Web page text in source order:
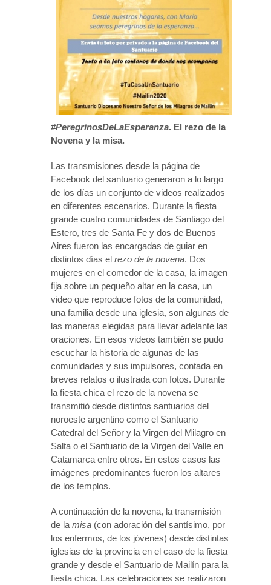
#PeregrinosDeLaEsperanza. El rezo de la
Novena y la misa.
Las transmisiones desde la página de
Facebook del santuario generaron a lo largo
de los días un conjunto de videos realizados
en diferentes escenarios. Durante la fiesta
grande cuatro comunidades de Santiago del
Estero, tres de Santa Fe y dos de Buenos
Aires fueron las encargadas de guiar en
distintos días el rezo de la novena. Dos
mujeres en el comedor de la casa, la imagen
fija sobre un pequeño altar en la casa, un
video que reproduce fotos de la comunidad,
una familia desde una iglesia, son algunas de
las maneras elegidas para llevar adelante las
oraciones. En esos videos también se pudo
escuchar la historia de algunas de las
comunidades y sus impulsores, contada en
breves relatos o ilustrada con fotos. Durante
la fiesta chica el rezo de la novena se
transmitió desde distintos santuarios del
noroeste argentino como el Santuario
Catedral del Señor y la Virgen del Milagro en
Salta o el Santuario de la Virgen del Valle en
Catamarca entre otros. En estos casos las
imágenes predominantes fueron los altares
de los templos.
A continuación de la novena, la transmisión
de la misa (con adoración del santísimo, por
los enfermos, de los jóvenes) desde distintas
iglesias de la provincia en el caso de la fiesta
grande y desde el Santuario de Mailín para la
fiesta chica. Las celebraciones se realizaron